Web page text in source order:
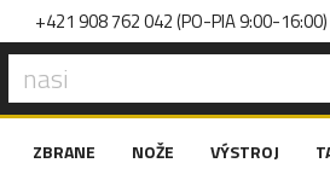
+421 908 762 042 (PO-PIA 9:00-16:00)
ZBRANE NOŽE VÝSTROJ